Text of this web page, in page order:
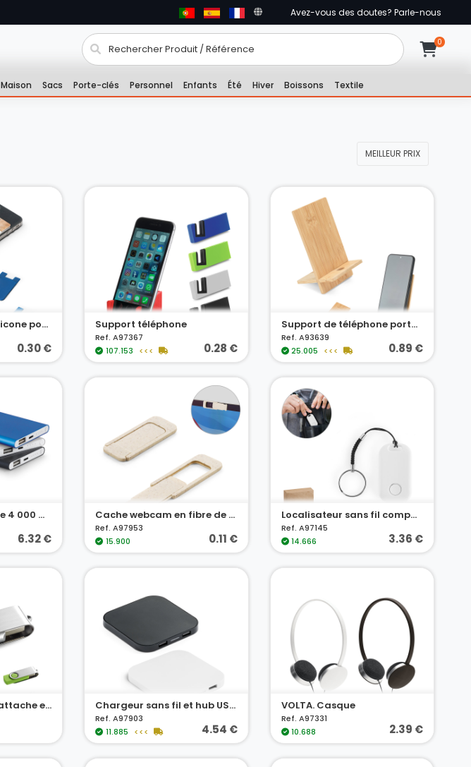
Avez-vous des doutes? Parle-nous
Maison Sacs Porte-clés Personnel Enfants Été Hiver Boissons Textile
MEILLEUR PRIX
Porte-cartes en silicone pour smartphone
0.30 €
Support téléphone
Ref. A97367
107.153
<<< 0.28 €
Support de téléphone portable en bambou, détachable en deux parties
Ref. A93639
25.005
<<< 0.89 €
Power bank Slim de 4 000 mAh en aluminium recyclé (100% rAL) et ABS recyclé (100 % rABS)
6.32 €
Cache webcam en fibre de paille de blé et PP
Ref. A97953
15.900
0.11 €
Localisateur sans fil compact et léger en ABS recyclé (100 % rABS)
Ref. A97145
14.666
3.36 €
Clé USB 4GB avec attache en métal Chargeur sans fil et hub USB 2'0 en ABS
Ref. A97903
11.885
<<< 4.54 €
VOLTA. Casque
Ref. A97331
10.688
2.39 €